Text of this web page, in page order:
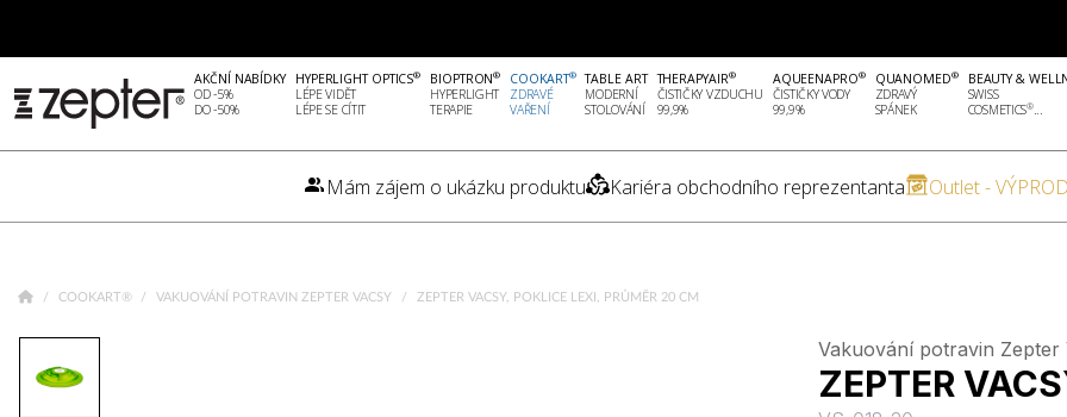
AKČNÍ NABÍDKY
OD -5%
DO -50%
HYPERLIGHT OPTICS®
LÉPE VIDĚT
LÉPE SE CÍTIT
BIOPTRON®
HYPERLIGHT
TERAPIE
COOKART®
ZDRAVÉ
VAŘENÍ
TABLE ART
MODERNÍ
STOLOVÁNÍ
THERAPYAIR®
ČISTIČKY VZDUCHU
99,9%
AQUEENAPRO®
ČISTIČKY VODY
99,9%
QUANOMED®
ZDRAVÝ
SPÁNEK
BEAUTY &
SWISS
COSMETICS®...
Mám zájem o ukázku produktu Kariéra obchodního reprezentanta Outlet -
COOKART® VAKUOVÁNÍ POTRAVIN ZEPTER VACSY ZEPTER VACSY, POKLICE LEXI, PRŮMĚR 20 CM
Vakuování potravin Zepter
ZEPTER